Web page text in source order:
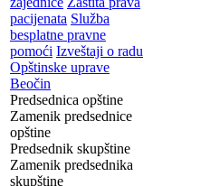
pacijenata Služba
besplatne pravne
pomoći Izveštaji o radu
Opštinske uprave
Beočin
Predsednica opštine
Zamenik predsednice
opštine
Predsednik skupštine
Zamenik predsednika
skupštine